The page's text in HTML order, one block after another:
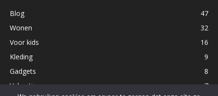
Blog
47
Wonen
32
Voor kids
16
Kleding
9
Gadgets
8
Vakantie
7